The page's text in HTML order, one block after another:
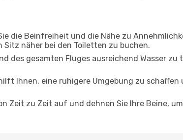
die Beinfreiheit und die Nähe zu
Sitz näher bei den Toiletten zu buchen.
des gesamten Fluges ausreichend Wasser
Ihnen, eine ruhigere Umgebung zu schaffen
Zeit zu Zeit auf und dehnen Sie Ihre Beine,